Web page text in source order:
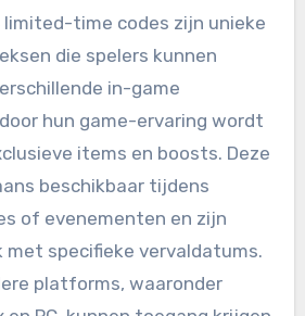
limited-time codes zijn unieke
die spelers kunnen
in-game
hun game-ervaring wordt
items en boosts. Deze
beschikbaar tijdens
of evenementen en zijn
met specifieke vervaldatums.
platforms, waaronder